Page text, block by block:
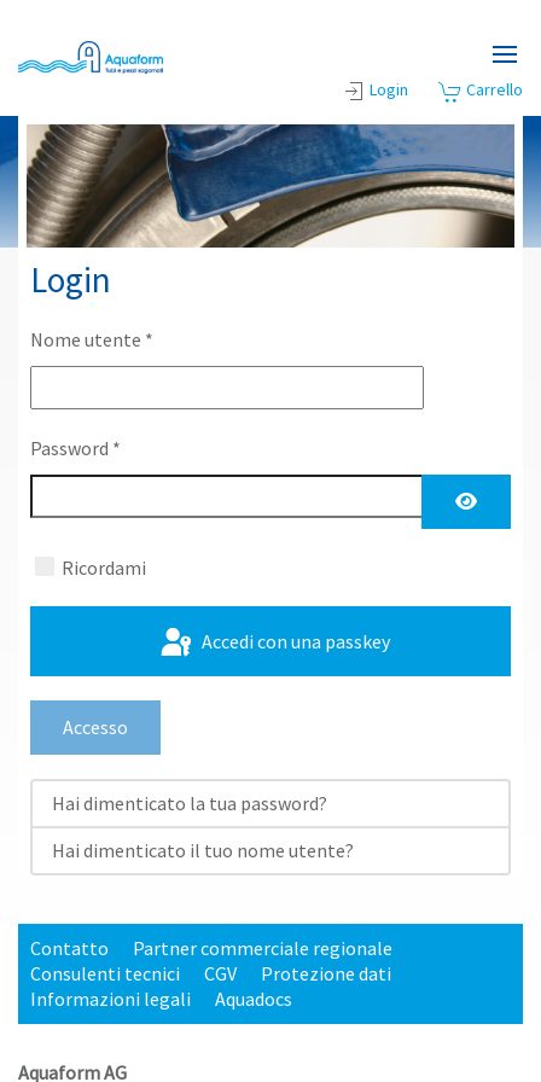
Skip to main content
Login Carrello
Login
Nome utente *
Password *
Ricordami
Accedi con una passkey
Accesso
Hai dimenticato la tua password?
Hai dimenticato il tuo nome utente?
Contatto
Partner commerciale regionale
Consulenti tecnici
CGV
Protezione dati
Informazioni legali
Aquadocs
Aquaform AG